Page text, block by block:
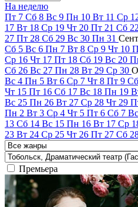
На неделю
Пт 7 Сб 8 Вс 9 Пн 10 Вт 11 Ср
17 Вт 18 Ср 19 Чт 20 Пт 21 Сб 22
27 Пт 28 Сб 29 Вс 30 Пн 31
Сб 5 Вс 6 Пн 7 Вт 8 Ср 9 Чт 10
Ср 16 Чт 17 Пт 18 Сб 19 Вс 20
Сб 26 Вс 27 Пн 28 Вт 29 Ср 30
Вс 4 Пн 5 Вт 6 Ср 7 Чт 8 Пт 9 Сб
Чт 15 Пт 16 Сб 17 Вс 18 Пн 19
Вс 25 Пн 26 Вт 27 Ср 28 Чт 29
Пн 2 Вт 3 Ср 4 Чт 5 Пт 6 Сб 7 Вс
13 Сб 14 Вс 15 Пн 16 Вт 17 Ср
23 Вт 24 Ср 25 Чт 26 Пт 27 Сб
Премьера